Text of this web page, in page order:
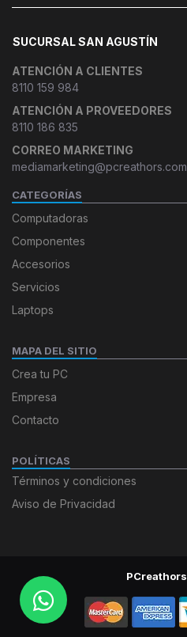
SUCURSAL SAN AGUSTÍN
ATENCIÓN A CLIENTES
8110 159 984
ATENCIÓN A PROVEEDORES
8110 186 835
CORREO MARKETING
mediamarketing@pcreathors.com
CATEGORÍAS
Computadoras
Componentes
Accesorios
Servicios
Laptops
MAPA DEL SITIO
Crea tu PC
Empresa
Contacto
POLÍTICAS
Términos y condiciones
Aviso de Privacidad
PCreathors